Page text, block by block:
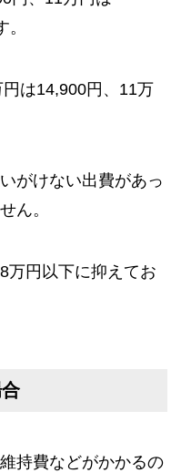
は14,900円、11万
がけない出費があっ
ん。
万円以下に抑えてお
持費などがかかるの